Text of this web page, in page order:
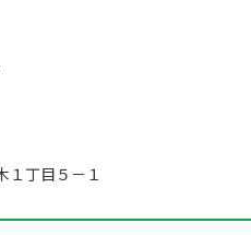
１丁目５－１